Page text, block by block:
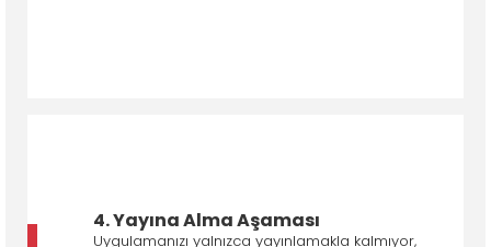
4. Yayına Alma Aşaması
Uygulamanızı yalnızca yayınlamakla kalmıyor,